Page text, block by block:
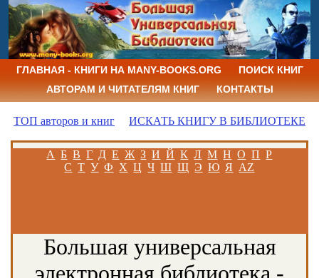
ГЛАВНАЯ - КНИГИ НА MANY-BOOKS.ORG
ПОИСК КНИГ
АВТОРАМ И ЧИТАТЕЛЯМ КНИГ
КОНТАКТЫ
ТОП авторов и книг ИСКАТЬ КНИГУ В БИБЛИОТЕКЕ
А Б В Г Д Е Ж З И Й К Л М Н О П Р
С Т У Ф Х Ц Ч Ш Щ Э Ю Я AZ
Большая универсальная